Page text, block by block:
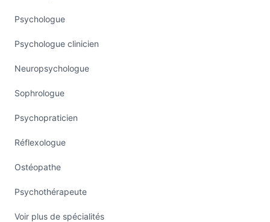
Psychologue
Psychologue clinicien
Neuropsychologue
Sophrologue
Psychopraticien
Réflexologue
Ostéopathe
Psychothérapeute
Voir plus de spécialités